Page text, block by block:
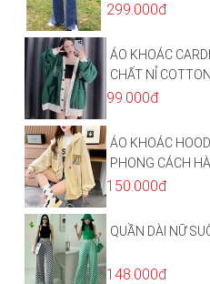
299.000đ
ÁO KHOÁC
CHẤT NỈ COTTON
99.000đ
ÁO KHOÁC
PHONG CÁCH
HÌNH THÊU SIÊU
150.000đ
QUẦN DÀI NỮ
148.000đ